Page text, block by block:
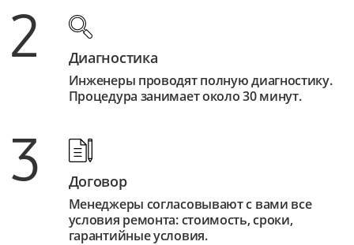
2 Диагностика
Инженеры проводят полную диагностику.
Процедура занимает около 30 минут.
3 Договор
Менеджеры согласовывают с вами все
условия ремонта: стоимость, сроки,
гарантийные условия.